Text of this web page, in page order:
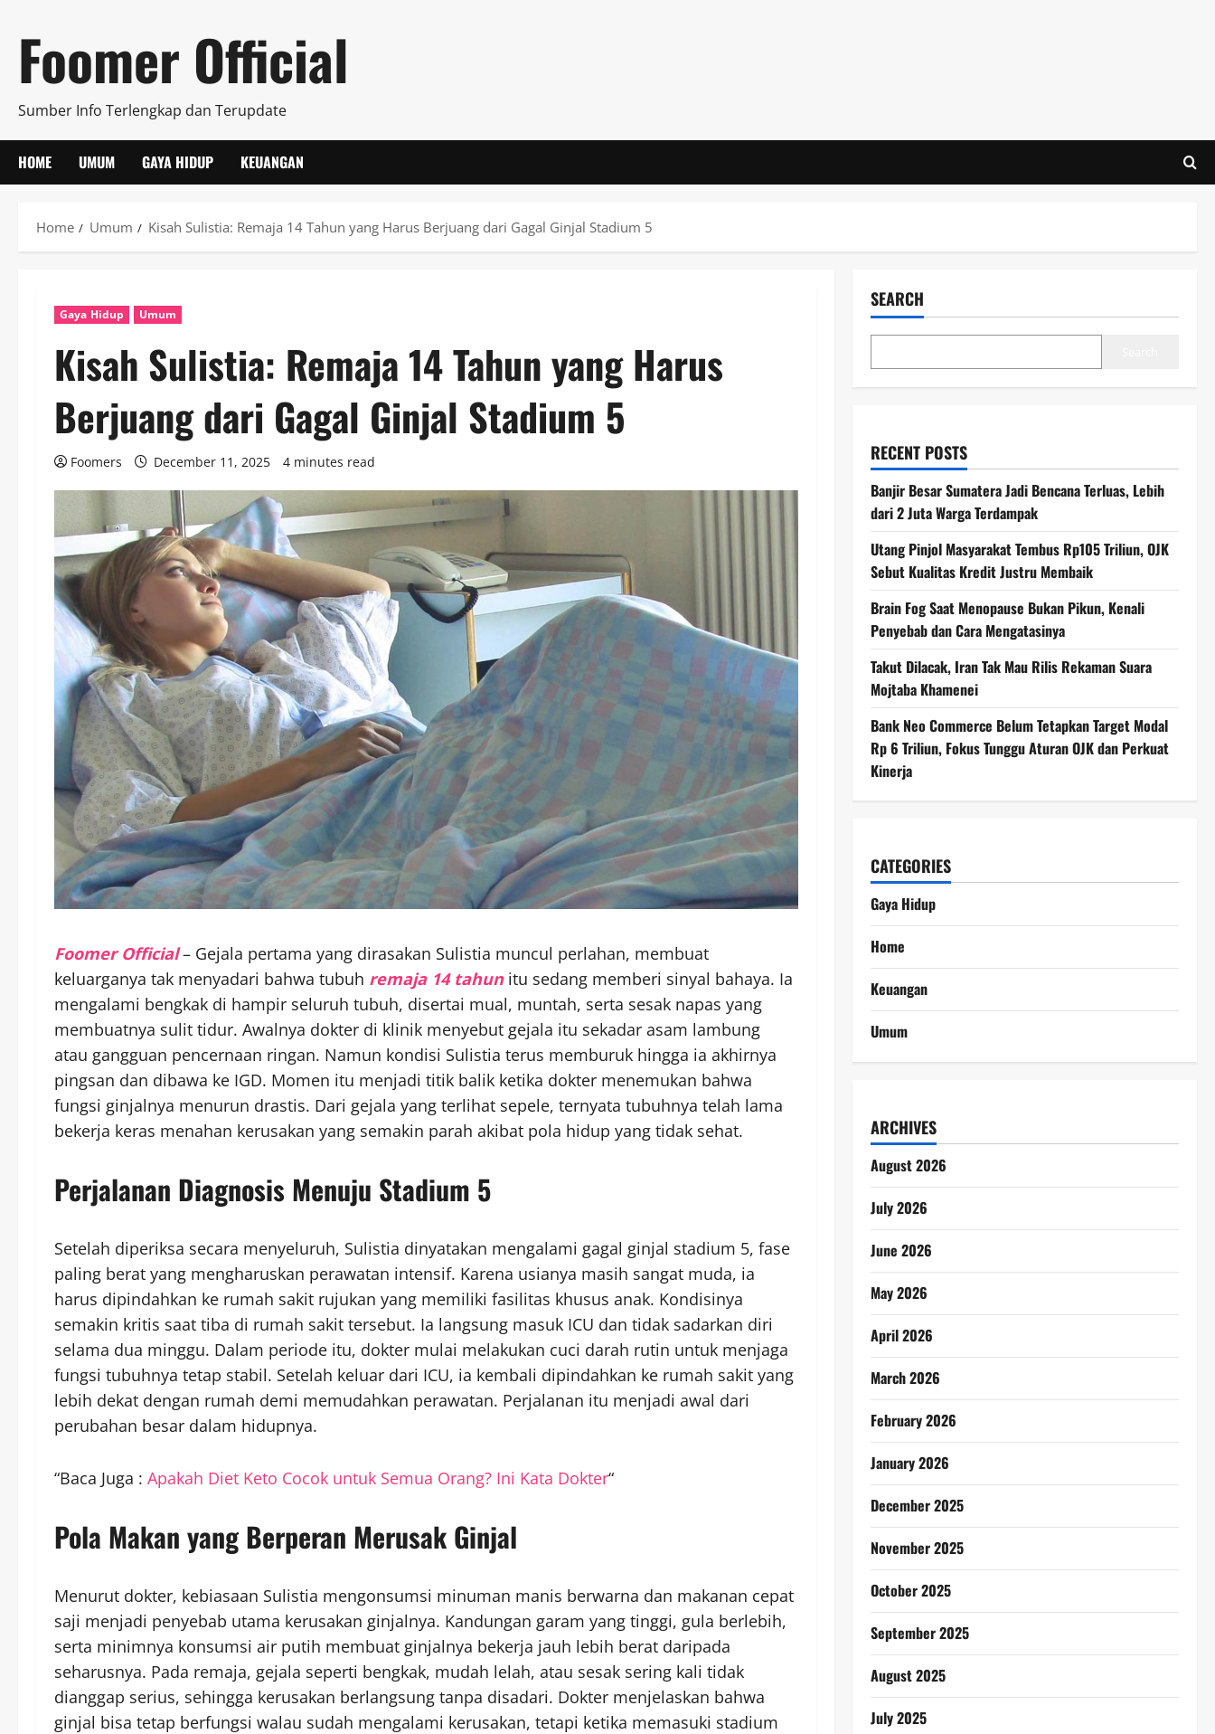
content
Foomer Official
Sumber Info Terlengkap dan Terupdate
HOME UMUM GAYA HIDUP KEUANGAN
Home Umum Kisah Sulistia: Remaja 14 Tahun yang Harus Berjuang dari Gagal Ginjal Stadium 5
Gaya Hidup Umum
Kisah Sulistia: Remaja 14 Tahun yang Harus
Berjuang dari Gagal Ginjal Stadium 5
Foomers December 11, 2025 4 minutes read
Foomer Official– Gejala pertama yang dirasakan Sulistia muncul perlahan, membuat
keluarganya tak menyadari bahwa tubuh remaja 14 tahunitu sedang memberi sinyal bahaya. Ia
mengalami bengkak di hampir seluruh tubuh, disertai mual, muntah, serta sesak napas yang
membuatnya sulit tidur. Awalnya dokter di klinik menyebut gejala itu sekadar asam lambung
atau gangguan pencernaan ringan. Namun kondisi Sulistia terus memburuk hingga ia akhirnya
pingsan dan dibawa ke IGD. Momen itu menjadi titik balik ketika dokter menemukan bahwa
fungsi ginjalnya menurun drastis. Dari gejala yang terlihat sepele, ternyata tubuhnya telah lama
bekerja keras menahan kerusakan yang semakin parah akibat pola hidup yang tidak sehat.
Perjalanan Diagnosis Menuju Stadium 5
Setelah diperiksa secara menyeluruh, Sulistia dinyatakan mengalami gagal ginjal stadium 5, fase
paling berat yang mengharuskan perawatan intensif. Karena usianya masih sangat muda, ia
harus dipindahkan ke rumah sakit rujukan yang memiliki fasilitas khusus anak. Kondisinya
semakin kritis saat tiba di rumah sakit tersebut. Ia langsung masuk ICU dan tidak sadarkan diri
selama dua minggu. Dalam periode itu, dokter mulai melakukan cuci darah rutin untuk menjaga
fungsi tubuhnya tetap stabil. Setelah keluar dari ICU, ia kembali dipindahkan ke rumah sakit yang
lebih dekat dengan rumah demi memudahkan perawatan. Perjalanan itu menjadi awal dari
perubahan besar dalam hidupnya.
“Baca Juga : Apakah Diet Keto Cocok untuk Semua Orang? Ini Kata Dokter“
Pola Makan yang Berperan Merusak Ginjal
Menurut dokter, kebiasaan Sulistia mengonsumsi minuman manis berwarna dan makanan cepat
saji menjadi penyebab utama kerusakan ginjalnya. Kandungan garam yang tinggi, gula berlebih,
serta minimnya konsumsi air putih membuat ginjalnya bekerja jauh lebih berat daripada
seharusnya. Pada remaja, gejala seperti bengkak, mudah lelah, atau sesak sering kali tidak
dianggap serius, sehingga kerusakan berlangsung tanpa disadari. Dokter menjelaskan bahwa
ginjal bisa tetap berfungsi walau sudah mengalami kerusakan, tetapi ketika memasuki stadium
SEARCH
RECENT POSTS
Banjir Besar Sumatera Jadi Bencana Terluas, Lebih
dari 2 Juta Warga Terdampak
Utang Pinjol Masyarakat Tembus Rp105 Triliun, OJK
Sebut Kualitas Kredit Justru Membaik
Brain Fog Saat Menopause Bukan Pikun, Kenali
Penyebab dan Cara Mengatasinya
Takut Dilacak, Iran Tak Mau Rilis Rekaman Suara
Mojtaba Khamenei
Bank Neo Commerce Belum Tetapkan Target Modal
Rp 6 Triliun, Fokus Tunggu Aturan OJK dan Perkuat
Kinerja
CATEGORIES
Gaya Hidup
Home
Keuangan
Umum
ARCHIVES
August 2026
July 2026
June 2026
May 2026
April 2026
March 2026
February 2026
January 2026
December 2025
November 2025
October 2025
September 2025
August 2025
July 2025